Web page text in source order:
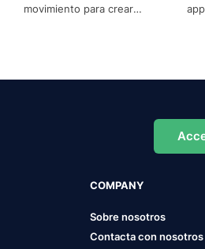
movimiento para crear
COMPANY
Sobre nosotros
Contacta con nosotros